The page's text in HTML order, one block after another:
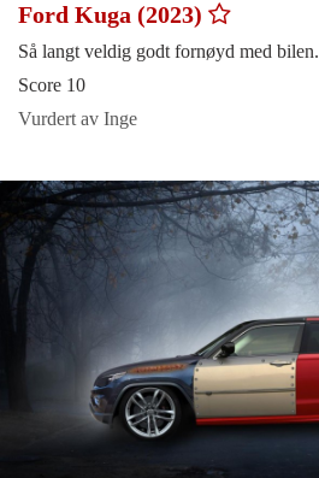
Ford Kuga (2023)
Så langt veldig godt fornøyd med bilen.
Score 10
Vurdert av Inge